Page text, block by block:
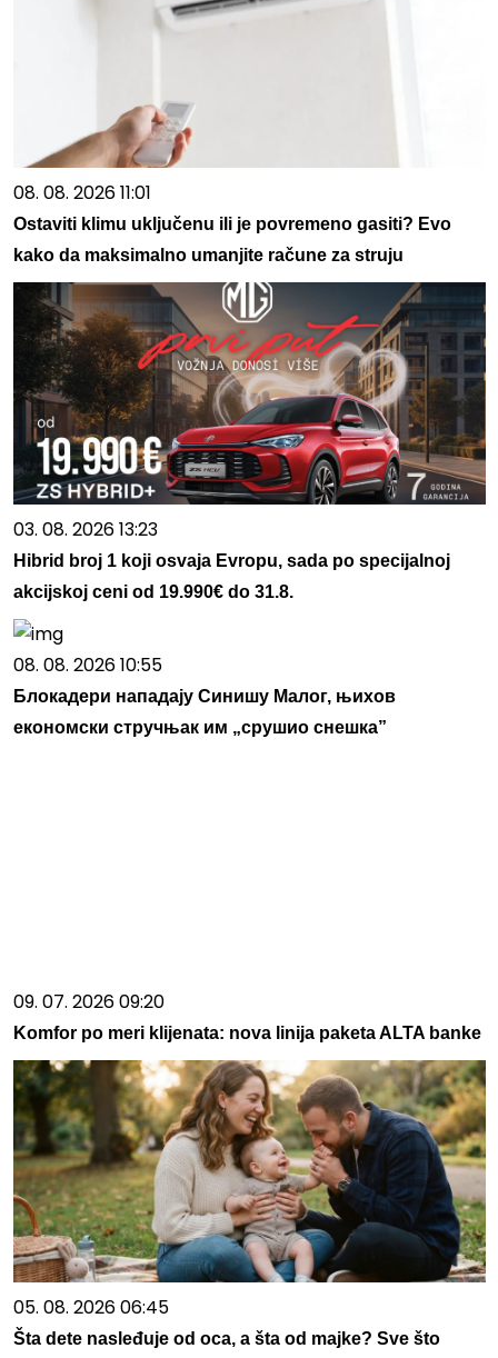
08. 08. 2026 11:01
Ostaviti klimu uključenu ili je povremeno gasiti? Evo
kako da maksimalno umanjite račune za struju
03. 08. 2026 13:23
Hibrid broj 1 koji osvaja Evropu, sada po specijalnoj
akcijskoj ceni od 19.990€ do 31.8.
08. 08. 2026 10:55
Блокадери нападају Синишу Малог, њихов
економски стручњак им „срушио снешка”
09. 07. 2026 09:20
Komfor po meri klijenata: nova linija paketa ALTA banke
05. 08. 2026 06:45
Šta dete nasleđuje od oca, a šta od majke? Sve što